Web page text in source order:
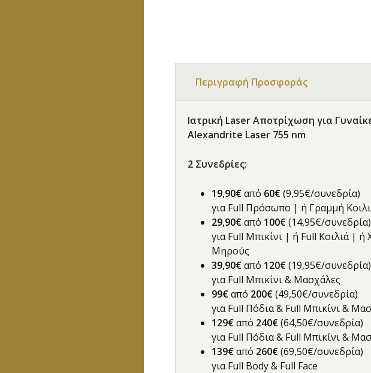
Περιγραφή Προσφοράς
Ιατρική Laser Αποτρίχωση για
Alexandrite Laser 755 nm
2 Συνεδρίες:
19,90€από 60€(9,95€/συνεδρία)
για Full Πρόσωπο | ή Γραμμή
29,90€από 100€(14,95€/συνεδρία)
για Full Μπικίνι | ή Full Κοιλιά |
Μηρούς
39,90€από 120€(19,95€/συνεδρία)
για Full Μπικίνι & Μασχάλες
99€από 200€(49,50€/συνεδρία)
για Full Πόδια & Full Μπικίνι &
129€από 240€(64,50€/συνεδρία)
για Full Πόδια & Full Μπικίνι &
139€από 260€(69,50€/συνεδρία)
για Full Body & Full Face